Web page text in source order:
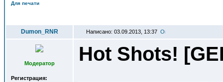
Для печати
Dumon_RNR Написано: 03.09.2013, 13:37
Модератор
Регистрация:
Hot Shots!